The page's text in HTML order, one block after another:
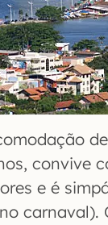
convive
e é
carnaval).